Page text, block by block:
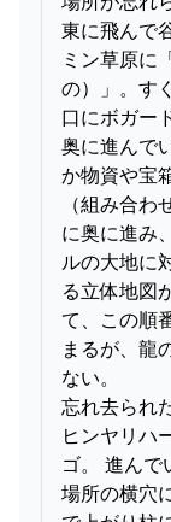
東に飛んで
ミン草原に
の）」。す
口にボガー
奥に進んで
か物資や宝
（組み合
に奥に進み
ルの大地に
る立体地図
て、この順
まるが、龍
ない。
忘れ去られ
ヒンヤリハ
ゴ。 進ん
場所の横穴